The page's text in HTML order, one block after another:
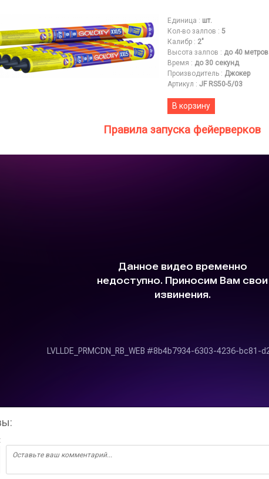
Единица : шт.
Кол-во залпов : 5
Калибр: 2"
Высота залпов : до 40 метров
Время : до 30 секунд
Производитель: Джокер
Артикул : JF RS50-5/03
В корзину
Правила запуска фейерверков